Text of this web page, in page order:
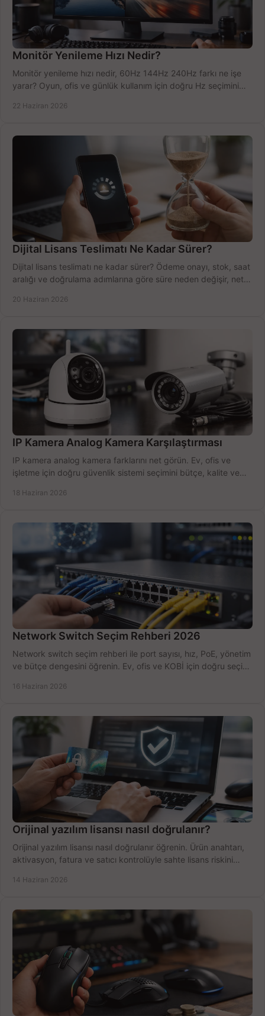
Monitör Yenileme Hızı Nedir?
Monitör yenileme hızı nedir, 60Hz 144Hz 240Hz farkı ne işe
yarar? Oyun, ofis ve günlük kullanım için doğru Hz seçimini
22 Haziran 2026
Dijital Lisans Teslimatı Ne Kadar Sürer?
Dijital lisans teslimatı ne kadar sürer? Ödeme onayı, stok, saat
aralığı ve doğrulama adımlarına göre süre neden değişir, net
20 Haziran 2026
IP Kamera Analog Kamera Karşılaştırması
IP kamera analog kamera farklarını net görün. Ev, ofis ve
işletme için doğru güvenlik sistemi seçimini bütçe, kalite ve
18 Haziran 2026
Network Switch Seçim Rehberi 2026
Network switch seçim rehberi ile port sayısı, hız, PoE, yönetim
ve bütçe dengesini öğrenin. Ev, ofis ve KOBİ için doğru seçimi
16 Haziran 2026
Orijinal yazılım lisansı nasıl doğrulanır?
Orijinal yazılım lisansı nasıl doğrulanır öğrenin. Ürün anahtarı,
aktivasyon, fatura ve satıcı kontrolüyle sahte lisans riskini
14 Haziran 2026